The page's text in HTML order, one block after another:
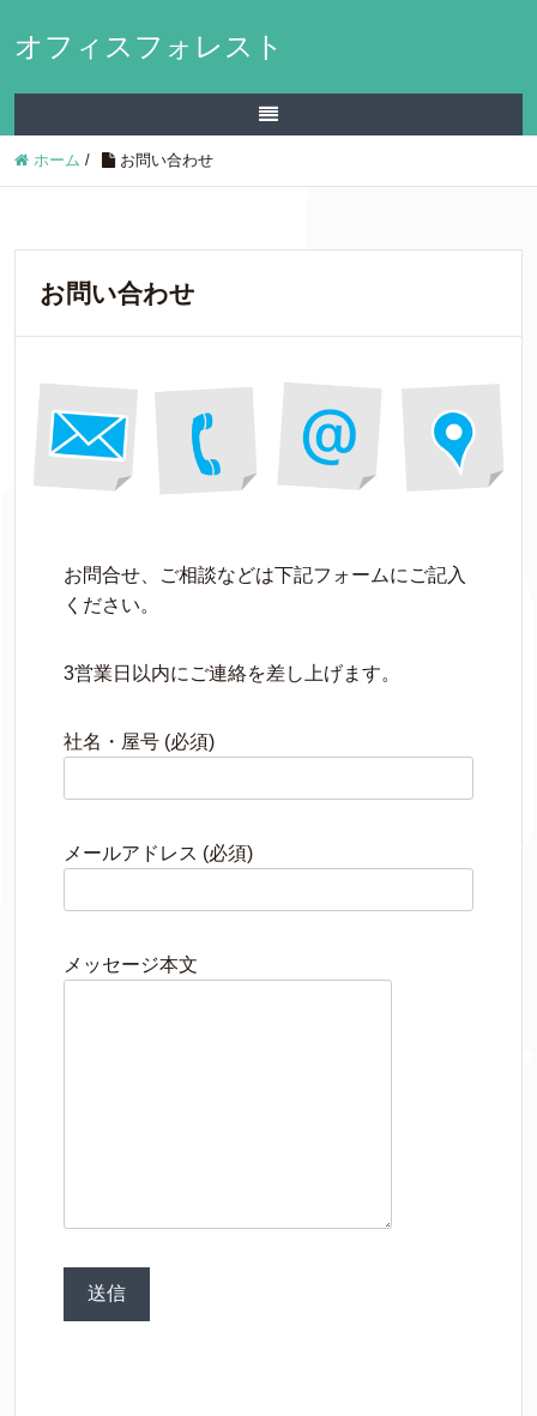
オフィスフォレスト
ホーム / お問い合わせ
お問い合わせ
お問合せ、ご相談などは下記フォームにご記入
ください。
3営業日以内にご連絡を差し上げます。
社名・屋号 (必須)
メールアドレス (必須)
メッセージ本文